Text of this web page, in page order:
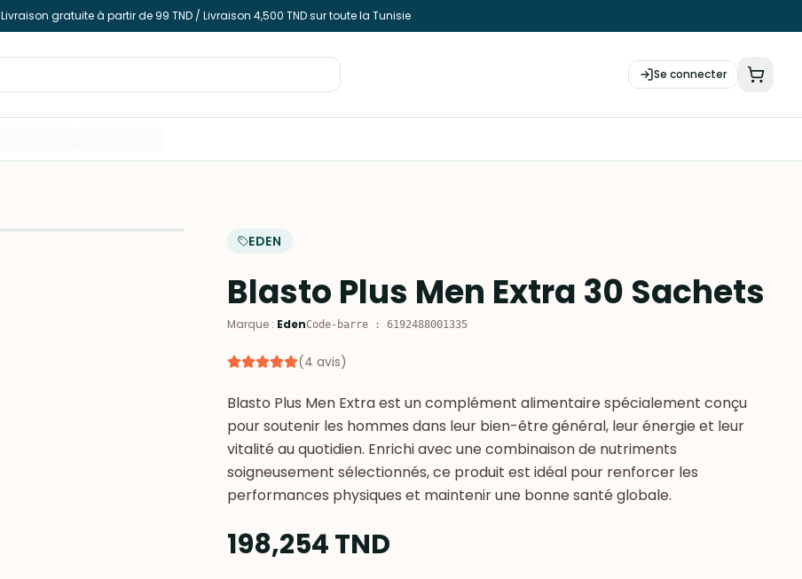
Livraison gratuite à partir de 99 TND / Livraison 4,500 TND sur toute la Tunisie
Se connecter
EDEN
Blasto Plus Men Extra 30 Sachets
Marque : EdenCode-barre : 6192488001335
(4 avis)
Blasto Plus Men Extra est un complément alimentaire spécialement conçu
pour soutenir les hommes dans leur bien-être général, leur énergie et leur
vitalité au quotidien. Enrichi avec une combinaison de nutriments
soigneusement sélectionnés, ce produit est idéal pour renforcer les
performances physiques et maintenir une bonne santé globale.
198,254TND